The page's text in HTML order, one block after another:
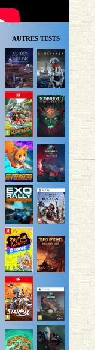
AUTRES TESTS